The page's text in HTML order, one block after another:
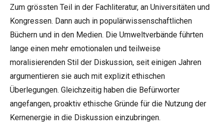
Zum grössten Teil in der Fachliteratur, an Universitäten und
Kongressen. Dann auch in populärwissenschaftlichen
Büchern und in den Medien. Die Umweltverbände führten
lange einen mehr emotionalen und teilweise
moralisierenden Stil der Diskussion, seit einigen Jahren
argumentieren sie auch mit explizit ethischen
Überlegungen. Gleichzeitig haben die Befürworter
angefangen, proaktiv ethische Gründe für die Nutzung der
Kernenergie in die Diskussion einzubringen.